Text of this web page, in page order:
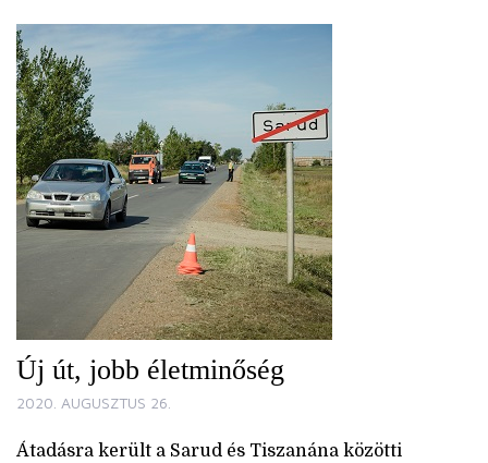
Új út, jobb életminőség
2020. AUGUSZTUS 26.
Átadásra került a Sarud és Tiszanána közötti